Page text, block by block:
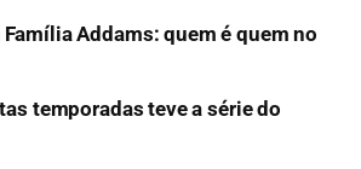
Addams: quem é quem no
temporadas teve a série do